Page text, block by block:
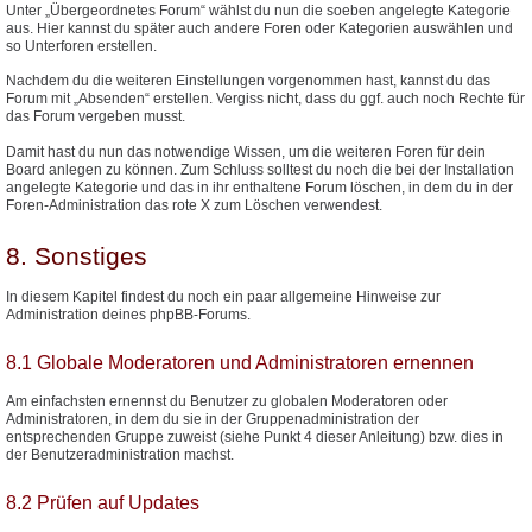
Unter „Übergeordnetes Forum“ wählst du nun die soeben angelegte Kategorie
aus. Hier kannst du später auch andere Foren oder Kategorien auswählen und
so Unterforen erstellen.
Nachdem du die weiteren Einstellungen vorgenommen hast, kannst du das
Forum mit „Absenden“ erstellen. Vergiss nicht, dass du ggf. auch noch Rechte für
das Forum vergeben musst.
Damit hast du nun das notwendige Wissen, um die weiteren Foren für dein
Board anlegen zu können. Zum Schluss solltest du noch die bei der Installation
angelegte Kategorie und das in ihr enthaltene Forum löschen, in dem du in der
Foren-Administration das rote X zum Löschen verwendest.
8. Sonstiges
In diesem Kapitel findest du noch ein paar allgemeine Hinweise zur
Administration deines phpBB-Forums.
8.1 Globale Moderatoren und Administratoren ernennen
Am einfachsten ernennst du Benutzer zu globalen Moderatoren oder
Administratoren, in dem du sie in der Gruppenadministration der
entsprechenden Gruppe zuweist (siehe Punkt 4 dieser Anleitung) bzw. dies in
der Benutzeradministration machst.
8.2 Prüfen auf Updates